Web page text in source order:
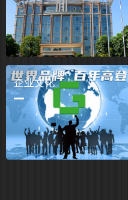
企业文化